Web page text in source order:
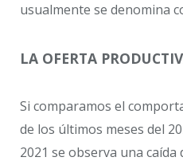
usualmente se denomina
LA OFERTA
Si comparamos el
de los últimos meses del
2021 se observa una caída